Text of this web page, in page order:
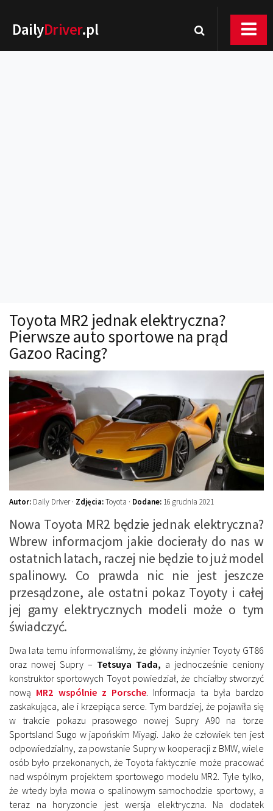
DailyDriver.pl
Technika jazdy
Oświetlenie
Kalkulatory
Przelicznik mocy
Auto z niemiec
Galerie
Toyota MR2 jednak elektryczna?
Pierwsze auto sportowe na prąd
Gazoo Racing?
Autor: Daily Driver · Zdjęcia:Toyota · Dodane: 16 grudnia 2021
Nowa Toyota MR2 będzie jednak elektryczna?
Wbrew informacjom jakie docierały do nas w
ostatnich latach, raczej nie będzie to już model
spalinowy. Co prawda nic nie jest jeszcze
przesądzone, ale ostatni pokaz Toyoty i całej
jej gamy elektrycznych modeli może o tym
świadczyć.
Dwa lata temu informowaliśmy, że główny inżynier Toyoty GT86
oraz nowej Supry – Tetsuya Tada, a jednocześnie ceniony
konstruktor sportowych Toyot powiedział, że chciałby stworzyć
nową MR2 wspólnie z Porsche . Informacja ta była bardzo
zaskakująca, ale i krzepiąca serce. Tym bardziej, że pojawiła się
w trakcie pokazu prasowego nowej Supry A90 na torze
Sportsland Sugo w japońskim Miyagi. Jako że człowiek ten jest
odpowiedzialny, za powstanie Supry w kooperacji z BMW, wiele
osób było przekonanych, że Toyota faktycznie może pracować
nad wspólnym projektem sportowego modelu MR2. Tyle tylko,
że wtedy była mowa o spalinowym samochodzie sportowy, a
teraz na horyzoncie jest wersja elektryczna. Na dodatek